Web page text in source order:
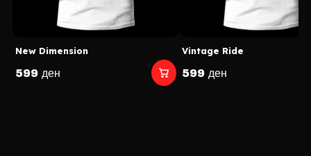
New Dimension
599 ден
Vintage Ride
599 ден